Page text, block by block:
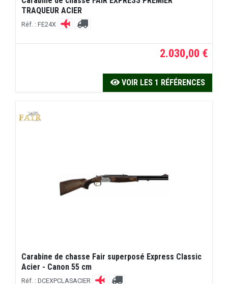
TRAQUEUR ACIER
Réf. : FE24X
2.030,00 €
VOIR LES 1 RÉFÉRENCES
Carabine de chasse Fair superposé Express Classic
Acier - Canon 55 cm
Réf. : DCEXPCLASACIER